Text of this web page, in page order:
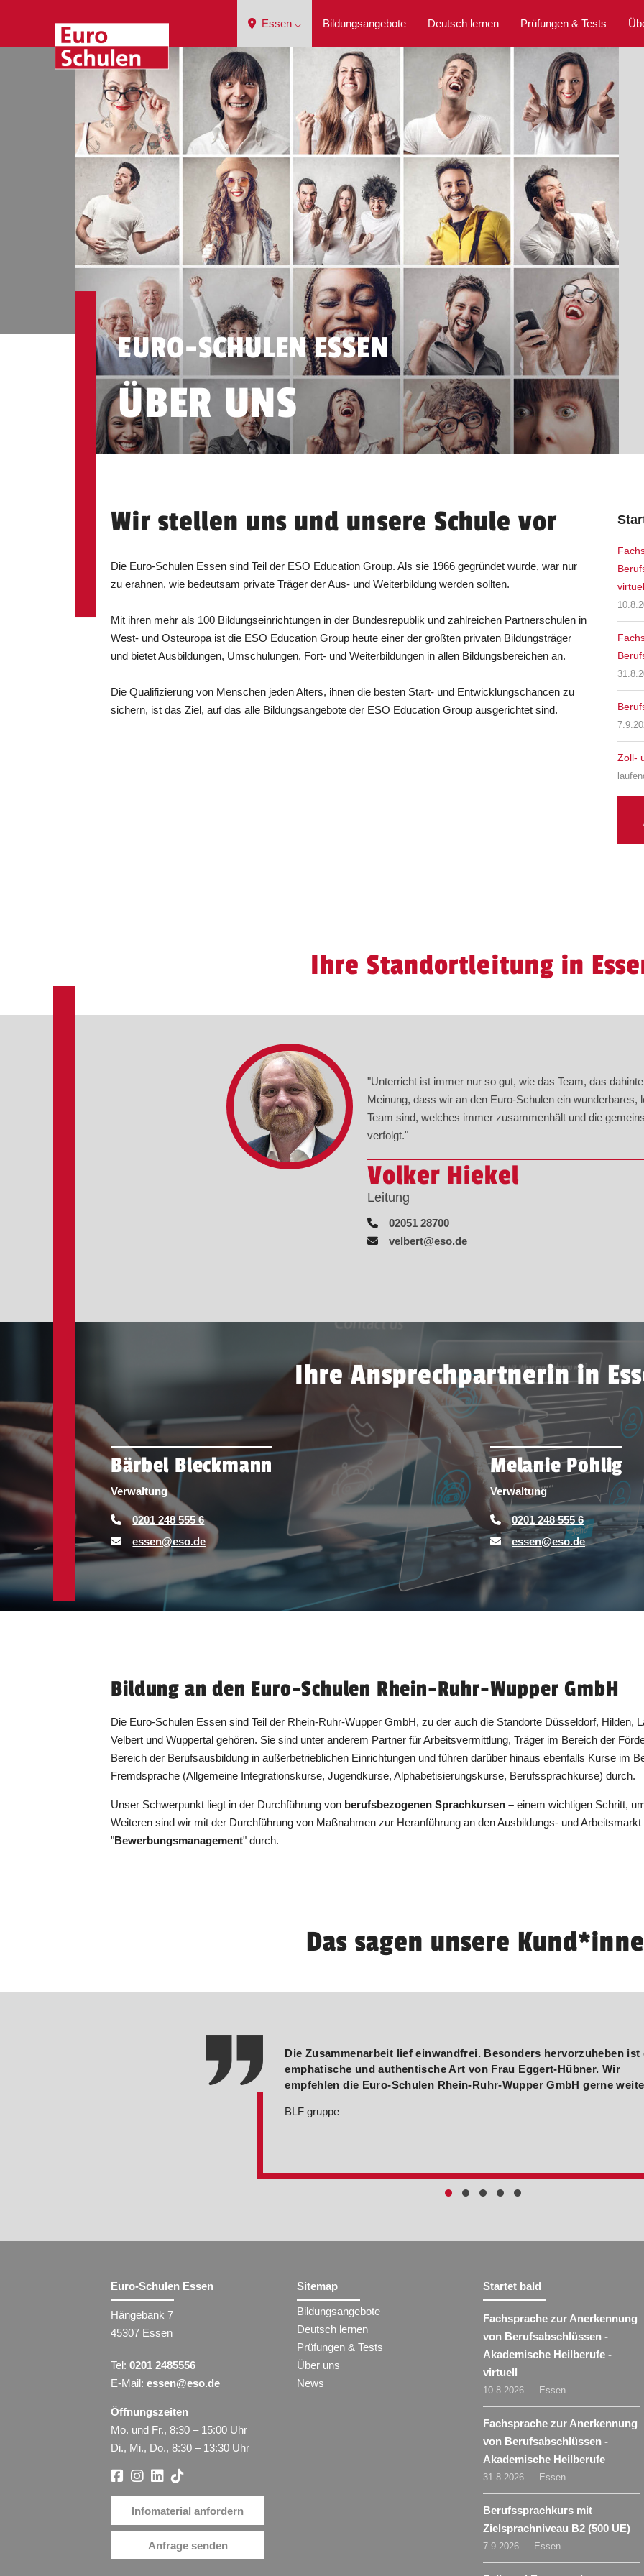
Essen ⌵ Bildungsangebote Deutsch lernen Prüfungen & Tests
EURO-SCHULEN ESSEN
ÜBER UNS
Wir stellen uns und unsere Schule vor
Die Euro-Schulen Essen sind Teil der ESO Education Group. Als sie 1966 gegründet wurde, war nur
zu erahnen, wie bedeutsam private Träger der Aus- und Weiterbildung werden sollten.
Mit ihren mehr als 100 Bildungseinrichtungen in der Bundesrepublik und zahlreichen Partnerschulen in
West- und Osteuropa ist die ESO Education Group heute einer der größten privaten Bildungsträger
und bietet Ausbildungen, Umschulungen, Fort- und Weiterbildungen in allen Bildungsbereichen an.
Die Qualifizierung von Menschen jeden Alters, ihnen die besten Start- und Entwicklungschancen zu
sichern, ist das Ziel, auf das alle Bildungsangebote der ESO Education Group ausgerichtet sind.
Zoll-
Ihre Standortleitung in
"Unterricht ist immer nur so gut, wie das Team, das
Meinung, dass wir an den Euro-Schulen ein wunderbares,
Team sind, welches immer zusammenhält und die
verfolgt."
Volker Hiekel
Leitung
02051 28700
velbert@eso.de
Ihre Ansprechpartnerin in
Bärbel Bleckmann
Verwaltung
0201 248 555 6
essen@eso.de
Melanie Pohlig
Verwaltung
0201 248 555 6
essen@eso.de
Bildung an den Euro-Schulen Rhein-Ruhr-Wupper GmbH
Die Euro-Schulen Essen sind Teil der Rhein-Ruhr-Wupper GmbH, zu der auch die Standorte Düsseldorf, Hilden,
Velbert und Wuppertal gehören. Sie sind unter anderem Partner für Arbeitsvermittlung, Träger im Bereich der
Bereich der Berufsausbildung in außerbetrieblichen Einrichtungen und führen darüber hinaus ebenfalls Kurse im
Fremdsprache (Allgemeine Integrationskurse, Jugendkurse, Alphabetisierungskurse, Berufssprachkurse) durch.
Unser Schwerpunkt liegt in der Durchführung von berufsbezogenen Sprachkursen –einem wichtigen Schritt,
Weiteren sind wir mit der Durchführung von Maßnahmen zur Heranführung an den Ausbildungs- und
"Bewerbungsmanagement" durch.
Das sagen unsere
Die Zusammenarbeit lief einwandfrei. Besonders hervorzuheben ist
emphatische und authentische Art von Frau Eggert-Hübner. Wir
empfehlen die Euro-Schulen Rhein-Ruhr-Wupper GmbH gerne
BLF gruppe
Euro-Schulen Essen
Hängebank 7
45307 Essen
Tel:0201 2485556
E-Mail:essen@eso.de
Öffnungszeiten
Mo. und Fr., 8:30 – 15:00 Uhr
Di., Mi., Do., 8:30 – 13:30 Uhr
Infomaterial anfordern
Anfrage senden
Sitemap
Bildungsangebote
Deutsch lernen
Prüfungen & Tests
Über uns
News
Startet bald
Fachsprache zur Anerkennung
von Berufsabschlüssen -
Akademische Heilberufe -
virtuell
10.8.2026 — Essen
Fachsprache zur Anerkennung
von Berufsabschlüssen -
Akademische Heilberufe
31.8.2026 — Essen
Berufssprachkurs mit
Zielsprachniveau B2 (500 UE)
7.9.2026 — Essen